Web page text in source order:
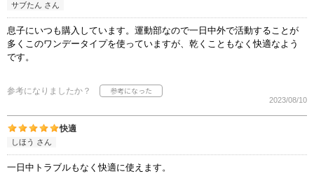
サブたん さん
息子にいつも購入しています。運動部なので一日中外で活動することが
多くこのワンデータイプを使っていますが、乾くこともなく快適なよう
です。
参考になりましたか？
2023/08/10
快適
しほう さん
一日中トラブルもなく快適に使えます。